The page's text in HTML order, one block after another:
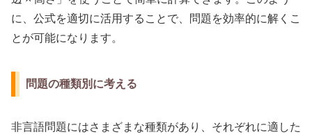
に、公式を適切に活用することで、問題を効率的に解くこ
とが可能になります。
問題の種類別に考える
非言語問題にはさまざまな種類があり、それぞれに適した